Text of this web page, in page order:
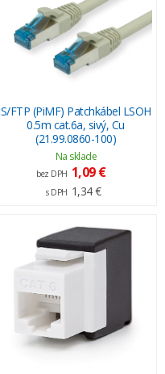
S/FTP (PiMF) Patchkábel LSOH
0.5m cat.6a, sivý, Cu
(21.99.0860-100)
Na sklade
bez DPH 1,09 €
s DPH 1,34 €